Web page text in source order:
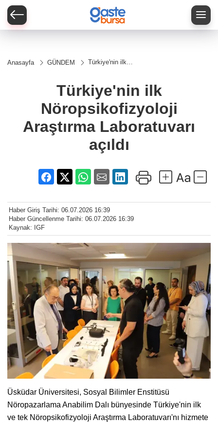
Anasayfa GÜNDEM
Türkiye'nin ilk
Laboratuvarı
açıldı
Türkiye'nin ilk
Nöropsikofizyoloji
Araştırma Laboratuvarı
açıldı
Haber Giriş Tarihi: 06.07.2026 16:39
Haber Güncellenme Tarihi: 06.07.2026 16:39
Kaynak: IGF
Üsküdar Üniversitesi, Sosyal Bilimler Enstitüsü
Nöropazarlama Anabilim Dalı bünyesinde Türkiye'nin ilk
ve tek Nöropsikofizyoloji Araştırma Laboratuvarı'nı hizmete